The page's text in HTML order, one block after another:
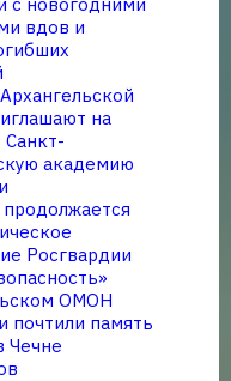
вдов и
на
Санкт-
академию
Росгвардии
ОМОН
почтили память
Чечне